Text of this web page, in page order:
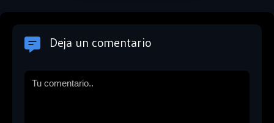
Deja un comentario